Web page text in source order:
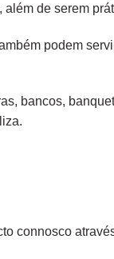
de serem
podem
bancos,
connosco